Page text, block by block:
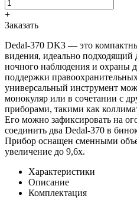
+
Заказать
Dedal-370 DK3 — это
видения, идеально подходящий
ночного наблюдения и охраны
поддержки
универсальный инструмент
монокуляр или в сочетании с
приборами, такими как
Его можно зафиксировать на
соединить два Dedal-370 в
Прибор оснащен сменными
увеличение до 9,6x.
Характеристики
Описание
Комплектация